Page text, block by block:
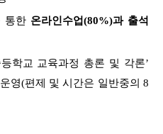
통한 온라인수업(80%)과 출석
등학교 교육과정 총론 및 각론’
영(편제 및 시간은 일반중의 8